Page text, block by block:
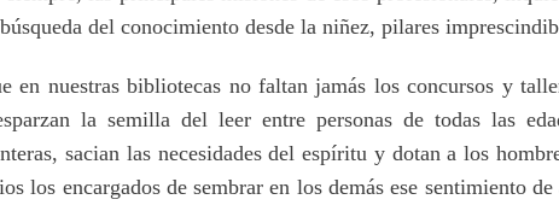
del conocimiento desde la niñez, pilares
en nuestras bibliotecas no faltan jamás los concursos y
la semilla del leer entre personas de todas las
sacian las necesidades del espíritu y dotan a los
los encargados de sembrar en los demás ese sentimiento